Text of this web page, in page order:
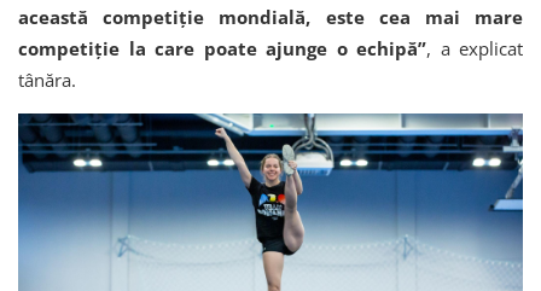
această competiție mondială, este cea mai mare
competiție la care poate ajunge o echipă”, a explicat
tânăra.